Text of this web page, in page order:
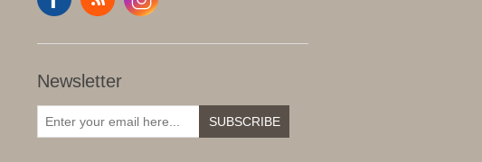
Newsletter
SUBSCRIBE